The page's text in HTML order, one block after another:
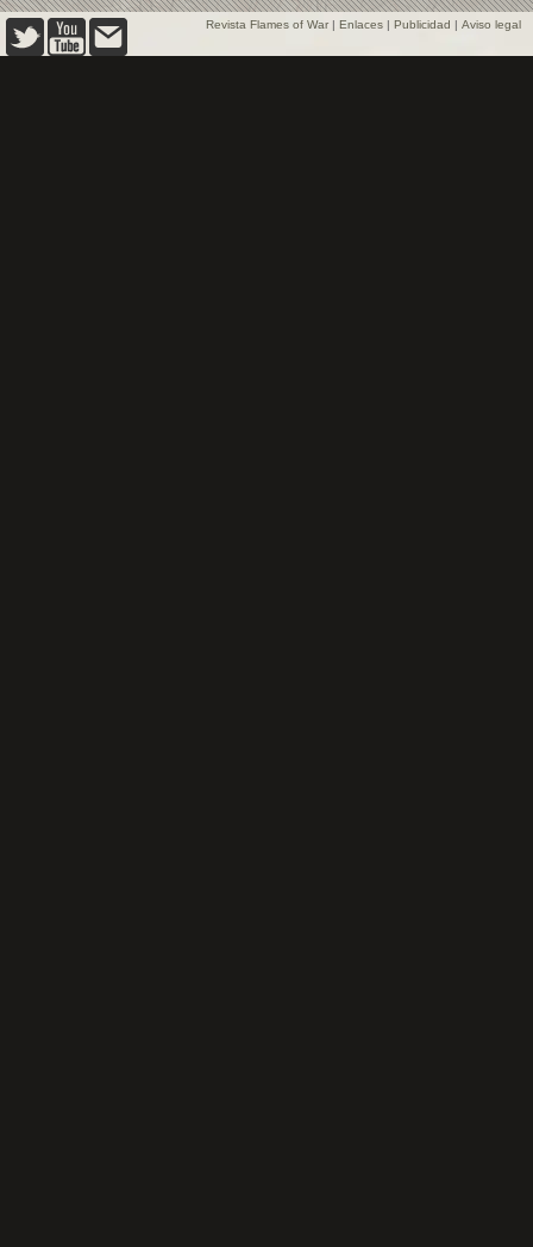
Revista Flames of War | Enlaces | Publicidad | Aviso legal